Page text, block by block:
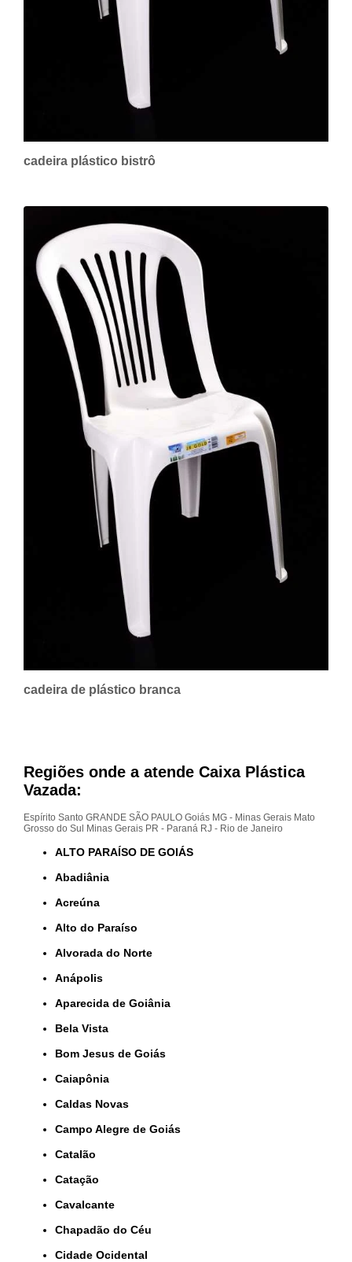
cadeira plástico bistrô
cadeira de plástico branca
Regiões onde a atende Caixa Plástica
Vazada:
Espírito Santo GRANDE SÃO PAULO Goiás MG - Minas Gerais Mato
Grosso do Sul
Minas Gerais PR - Paraná RJ - Rio de Janeiro
ALTO PARAÍSO DE GOIÁS
Abadiânia
Acreúna
Alto do Paraíso
Alvorada do Norte
Anápolis
Aparecida de Goiânia
Bela Vista
Bom Jesus de Goiás
Caiapônia
Caldas Novas
Campo Alegre de Goiás
Catalão
Catação
Cavalcante
Chapadão do Céu
Cidade Ocidental